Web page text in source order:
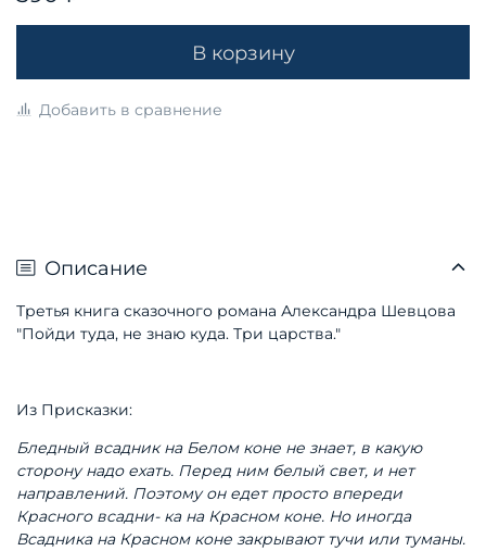
В корзину
Добавить в сравнение
Описание
Третья книга сказочного романа Александра Шевцова
"Пойди туда, не знаю куда. Три царства."
Из Присказки:
Бледный всадник на Белом коне не знает, в какую
сторону надо ехать. Перед ним белый свет, и нет
направлений. Поэтому он едет просто впереди
Красного всадни- ка на Красном коне. Но иногда
Всадника на Красном коне закрывают тучи или туманы.